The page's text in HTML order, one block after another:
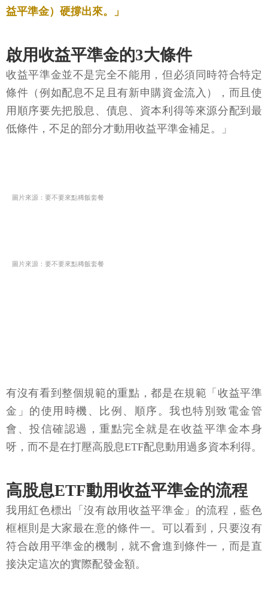
益平準金）硬撐出來。」
啟用收益平準金的3大條件
收益平準金並不是完全不能用，但必須同時符合特定
條件（例如配息不足且有新申購資金流入），而且使
用順序要先把股息、債息、資本利得等來源分配到最
低條件，不足的部分才動用收益平準金補足。」
圖片來源：要不要來點稀飯套餐
圖片來源：要不要來點稀飯套餐
有沒有看到整個規範的重點，都是在規範「收益平準
金」的使用時機、比例、順序。我也特別致電金管
會、投信確認過，重點完全就是在收益平準金本身
呀，而不是在打壓高股息ETF配息動用過多資本利得。
高股息ETF動用收益平準金的流程
我用紅色標出「沒有啟用收益平準金」的流程，藍色
框框則是大家最在意的條件一。可以看到，只要沒有
符合啟用平準金的機制，就不會進到條件一，而是直
接決定這次的實際配發金額。